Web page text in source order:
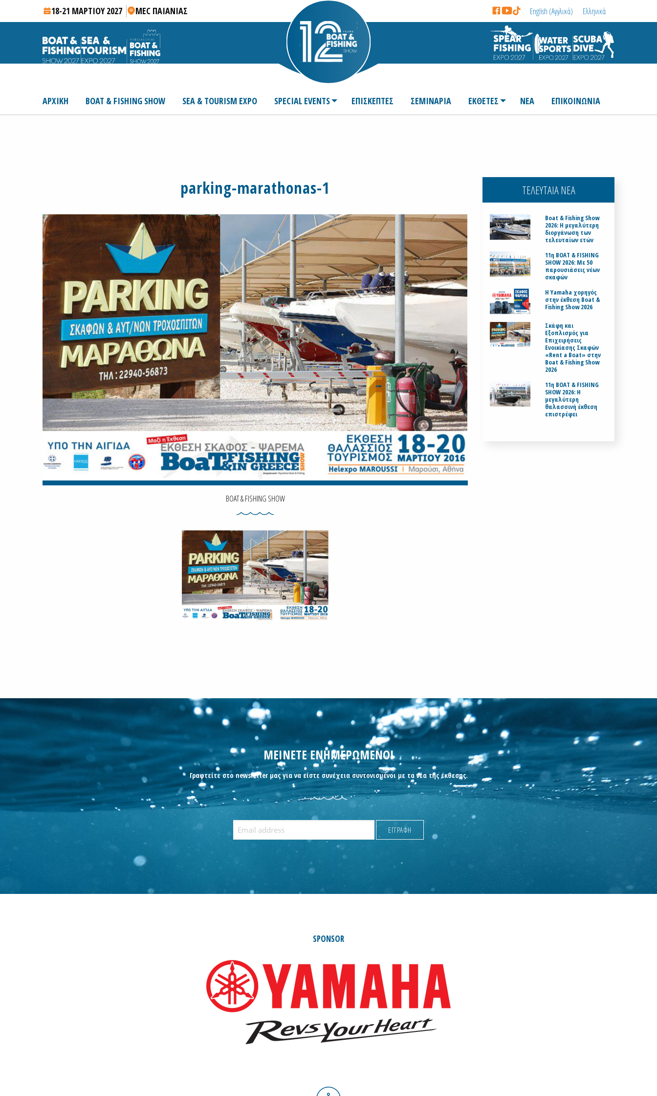
18-21 ΜΑΡΤΙΟΥ 2027 MEC ΠΑΙΑΝΙΑΣ English (Αγγλικά) Ελληνικά
ΑΡΧΙΚΗ BOAT & FISHING SHOW SEA & TOURISM EXPO SPECIAL EVENTS ΕΠΙΣΚΕΠΤΕΣ ΣΕΜΙΝΑΡΙΑ ΕΚΘΕΤΕΣ ΝΕΑ ΕΠΙΚΟΙΝΩΝΙΑ
parking-marathonas-1
BOAT & FISHING SHOW
ΤΕΛΕΥΤΑΙΑ ΝΕΑ
Boat & Fishing Show
2026: Η μεγαλύτερη
διοργάνωση των
τελευταίων ετών
11η BOAT & FISHING
SHOW 2026: Με 50
παρουσιάσεις νέων
σκαφών
H Yamaha χορηγός
στην έκθεση Boat &
Fishing Show 2026
Σκάφη και
Εξοπλισμός για
Επιχειρήσεις
Ενοικίασης Σκαφών
«Rent a Boat» στην
Boat & Fishing Show
2026
11η BOAT & FISHING
SHOW 2026: Η
μεγαλύτερη
θαλασσινή έκθεση
επιστρέφει
ΜΕΙΝΕΤΕ ΕΝΗΜΕΡΩΜΕΝΟΙ
Γραφτείτε στο newsletter μας για να είστε συνέχεια συντονισμένοι με τα νέα της έκθεσης.
SPONSOR